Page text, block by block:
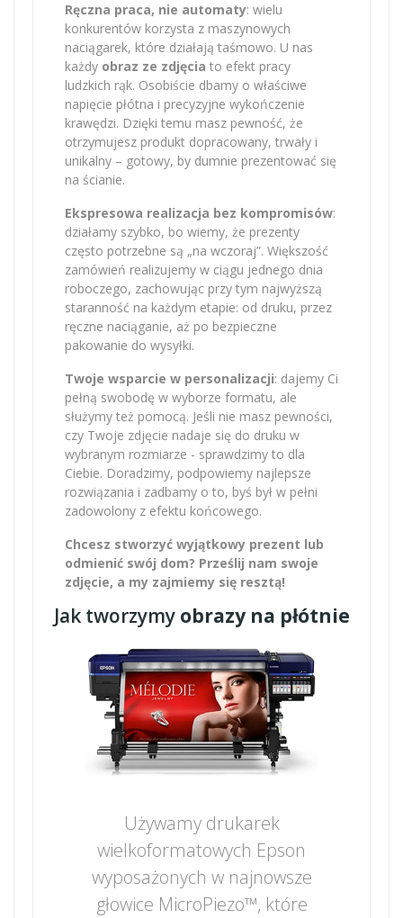
Ręczna praca, nie automaty: wielu
konkurentów korzysta z maszynowych
naciągarek, które działają taśmowo. U nas
każdy obraz ze zdjęcia to efekt pracy
ludzkich rąk. Osobiście dbamy o właściwe
napięcie płótna i precyzyjne wykończenie
krawędzi. Dzięki temu masz pewność, że
otrzymujesz produkt dopracowany, trwały i
unikalny – gotowy, by dumnie prezentować się
na ścianie.
Ekspresowa realizacja bez kompromisów:
działamy szybko, bo wiemy, że prezenty
często potrzebne są „na wczoraj”. Większość
zamówień realizujemy w ciągu jednego dnia
roboczego, zachowując przy tym najwyższą
staranność na każdym etapie: od druku, przez
ręczne naciąganie, aż po bezpieczne
pakowanie do wysyłki.
Twoje wsparcie w personalizacji: dajemy Ci
pełną swobodę w wyborze formatu, ale
służymy też pomocą. Jeśli nie masz pewności,
czy Twoje zdjęcie nadaje się do druku w
wybranym rozmiarze - sprawdzimy to dla
Ciebie. Doradzimy, podpowiemy najlepsze
rozwiązania i zadbamy o to, byś był w pełni
zadowolony z efektu końcowego.
Chcesz stworzyć wyjątkowy prezent lub
odmienić swój dom? Prześlij nam swoje
zdjęcie, a my zajmiemy się resztą!
Jak tworzymyobrazy na płótnie
Używamy drukarek
wielkoformatowych Epson
wyposażonych w najnowsze
głowice MicroPiezo™, które